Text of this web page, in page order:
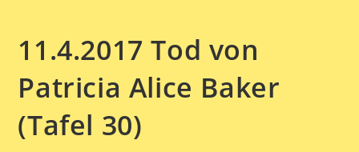
11.4.2017 Tod von
Patricia Alice Baker
(Tafel 30)